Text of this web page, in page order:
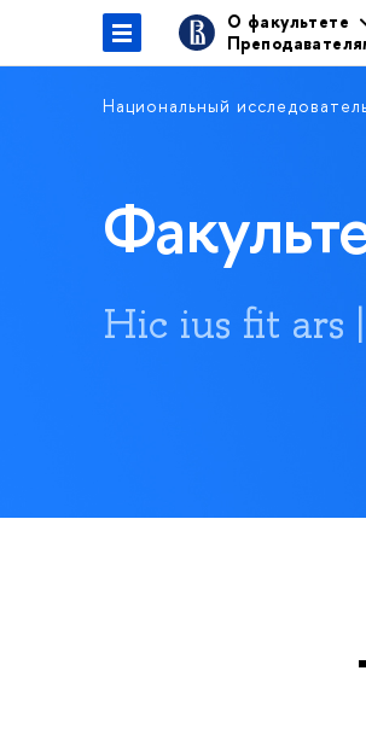
О факультете
Национальный
Hic ius fit ars